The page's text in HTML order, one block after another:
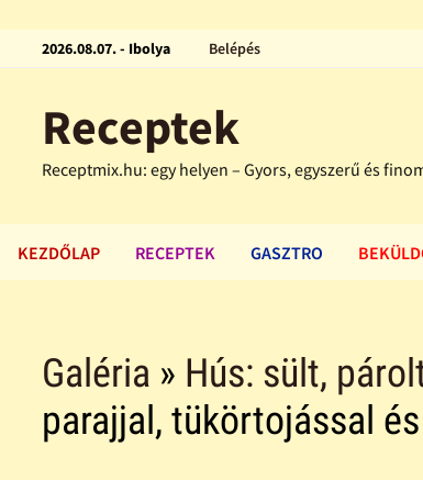
2026.08.07. - Ibolya Belépés
Receptek
Receptmix.hu: egy helyen – Gyors, egyszerű és
KEZDŐLAP RECEPTEK GASZTRO
Galéria » Hús: sült,
parajjal, tükörtojással